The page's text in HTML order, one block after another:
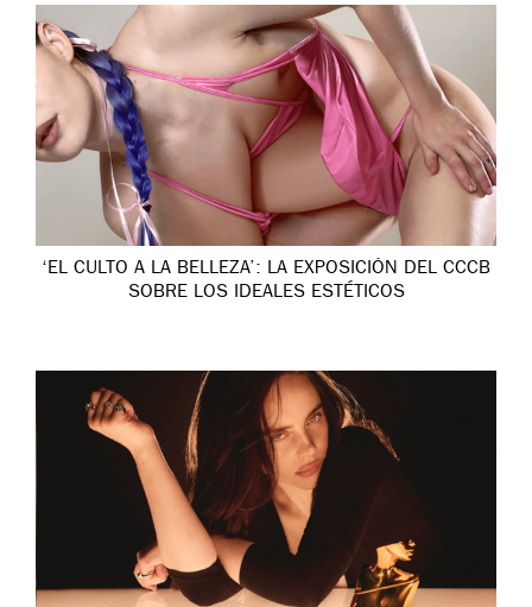
‘EL CULTO A LA BELLEZA’: LA EXPOSICIÓN DEL CCCB
SOBRE LOS IDEALES ESTÉTICOS